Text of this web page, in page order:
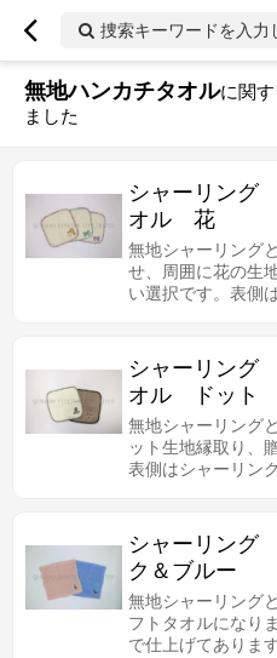
捜索キーワードを入力
無地ハンカチタオルに関
ました
シャーリング
オル 花
無地シャーリング
せ、周囲に花の生
い選択です。表側
シャーリング
オル ドット
無地シャーリング
ット生地縁取り、
表側はシャーリン
シャーリン
ク＆ブルー
無地シャーリング
フトタオルになり
で仕上げてありま